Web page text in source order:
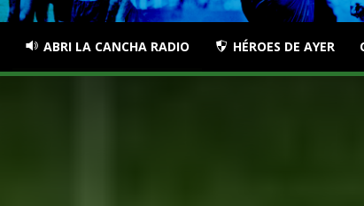
ABRI LA CANCHA RADIO HÉROES DE AYER